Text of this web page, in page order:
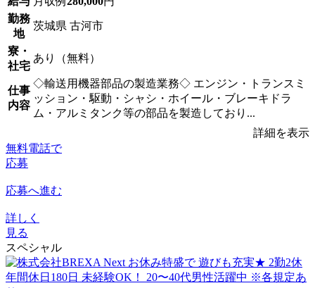
勤務
地
茨城県 古河市
寮・
社宅
あり（無料）
仕事
内容
◇輸送用機器部品の製造業務◇ エンジン・トランスミ
ッション・駆動・シャシ・ホイール・ブレーキドラ
ム・アルミタンク等の部品を製造しており...
詳細を表示
無料電話で
応募
応募へ進む
詳しく
見る
スペシャル